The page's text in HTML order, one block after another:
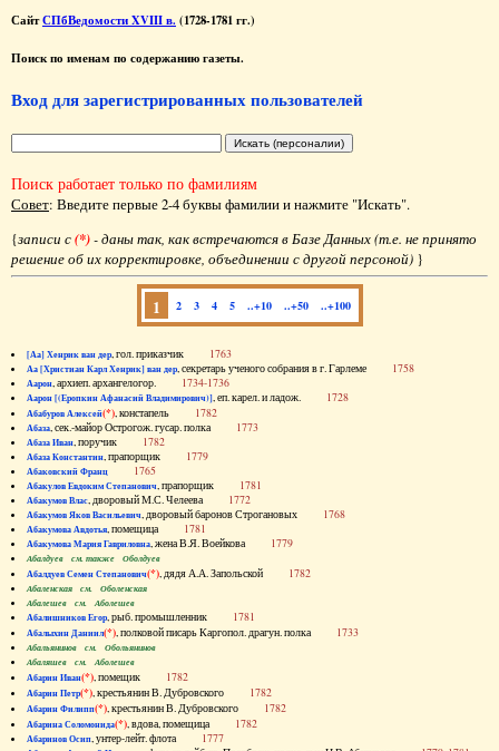
СайтСПбВедомости XVIII в. (1728-1781 гг.)
Поиск по именам по содержанию газеты.
Вход для зарегистрированных пользователей
Поиск работает только по фамилиям
Совет: Введите первые 2-4 буквы фамилии и нажмите "Искать".
{записи с(*)- даны так, как встречаются в Базе Данных (т.е. не принято
решение об их корректировке, объединении с другой персоной) }
1 2 3 4 5 ..+10 ..+50 ..+100
[Аа] Хенрик ван дер, гол. приказчик 1763
Аа [Христиан Карл Хенрик] ван дер, секретарь ученого собрания в г. Гарлеме 1758
Аарон, архиеп. архангелогор. 1734-1736
Аарон [(Еропкин Афанасий Владимирович)], еп. карел. и ладож. 1728
Абабуров Алексей(*), констапель 1782
Абаза, сек.-майор Острогож. гусар. полка 1773
Абаза Иван, поручик 1782
Абаза Константин, прапорщик 1779
Абаковский Франц 1765
Абакулов Евдоким Степанович, прапорщик 1781
Абакумов Влас, дворовый М.С. Челеева 1772
Абакумов Яков Васильевич, дворовый баронов Строгановых 1768
Абакумова Авдотья, помещица 1781
Абакумова Мария Гавриловна, жена В.Я. Воейкова 1779
Абалдуев см. также Оболдуев
Абалдуев Семен Степанович(*), дядя А.А. Запольской 1782
Абаленская см. Оболенская
Абалешев см. Аболешев
Абалишников Егор, рыб. промышленник 1781
Абалыхин Даниил(*), полковой писарь Каргопол. драгун. полка 1733
Абальянинов см. Обольянинов
Абаляшев см. Аболешев
Абарин Иван(*), помещик 1782
Абарин Петр(*), крестьянин В. Дубровского 1782
Абарин Филипп(*), крестьянин В. Дубровского 1782
Абарина Соломонида(*), вдова, помещица 1782
Абаринов Осип, унтер-лейт. флота 1777